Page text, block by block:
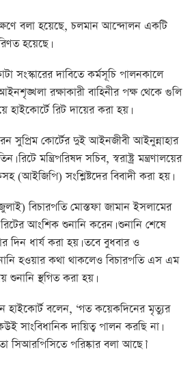
বলা হয়েছে, চলমান আন্দোলন একটি
হয়েছে।
সংস্কারের দাবিতে কর্মসূচি পালনকালে
রক্ষাকারী বাহিনীর পক্ষ থেকে গুলি
হাইকোর্টে রিট দায়ের করা হয়।
সুপ্রিম কোর্টের দুই আইনজীবী আইনুন্নাহার
মন্ত্রিপরিষদ সচিব, স্বরাষ্ট্র মন্ত্রণালয়ের
(আইজিপি) সংশ্লিষ্টদের বিবাদী করা হয়।
বিচারপতি মোস্তফা জামান ইসলামের
রিটের আংশিক শুনানি করেন। শুনানি শেষে
দিন ধার্য করা হয়। তবে বুধবার ও
হওয়ার কথা থাকলেও বিচারপতি এস এম
স্থগিত করা হয়।
হাইকোর্ট বলেন, ‘গত কয়েকদিনের মৃত্যুর
সাংবিধানিক দায়িত্ব পালন করছি না।
পরিষ্কার বলা আছে।’